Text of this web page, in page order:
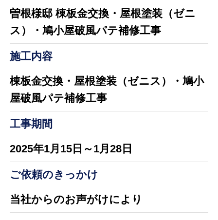
曽根様邸 棟板金交換・屋根塗装（ゼニ
ス）・鳩小屋破風パテ補修工事
施工内容
棟板金交換・屋根塗装（ゼニス）・鳩小
屋破風パテ補修工事
工事期間
2025年1月15日～1月28日
ご依頼のきっかけ
当社からのお声がけにより